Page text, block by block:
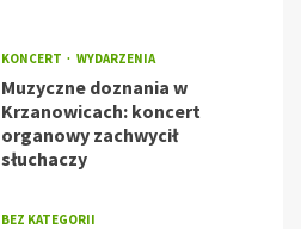
KONCERT WYDARZENIA
Muzyczne doznania w
Krzanowicach: koncert
organowy zachwycił
słuchaczy
BEZ KATEGORII